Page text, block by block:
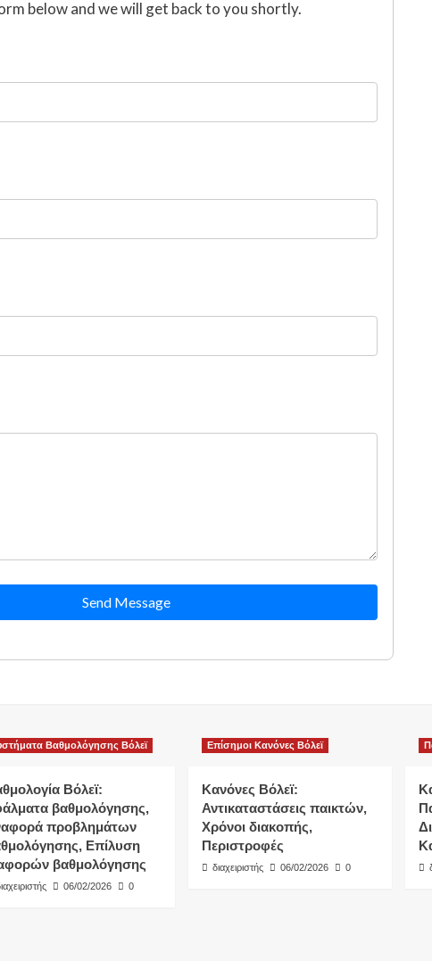
below and we will get back to you shortly.
Send Message
Βαθμολόγησης Βόλεϊ
Βόλεϊ:
βαθμολόγησης,
προβλημάτων
Επίλυση
βαθμολόγησης
06/02/2026 0
Επίσημοι Κανόνες Βόλεϊ
Κανόνες Βόλεϊ:
Αντικαταστάσεις παικτών,
Χρόνοι διακοπής,
Περιστροφές
διαχειριστής 06/02/2026 0